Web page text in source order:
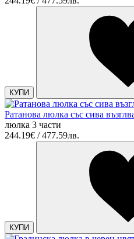
КУПИ
Ратанова люлка със сива
люлка 3 части
244.19€ / 477.59лв.
КУПИ